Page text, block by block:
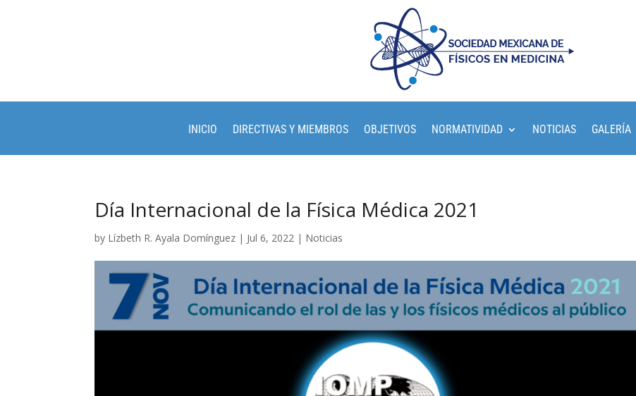
INICIO DIRECTIVAS Y MIEMBROS OBJETIVOS NORMATIVIDAD NOTICIAS GALERÍA
Día Internacional de la Física Médica 2021
by Lízbeth R. Ayala Domínguez | Jul 6, 2022 | Noticias